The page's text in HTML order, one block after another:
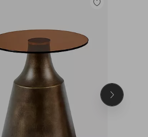
Lisää
Seuraava